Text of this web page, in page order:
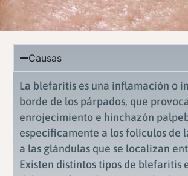
Causas
La blefaritis es una inflamación o
borde de los párpados, que
enrojecimiento e hinchazón
específicamente a los folículos de
a las glándulas que se localizan
Existen distintos tipos de blefaritis